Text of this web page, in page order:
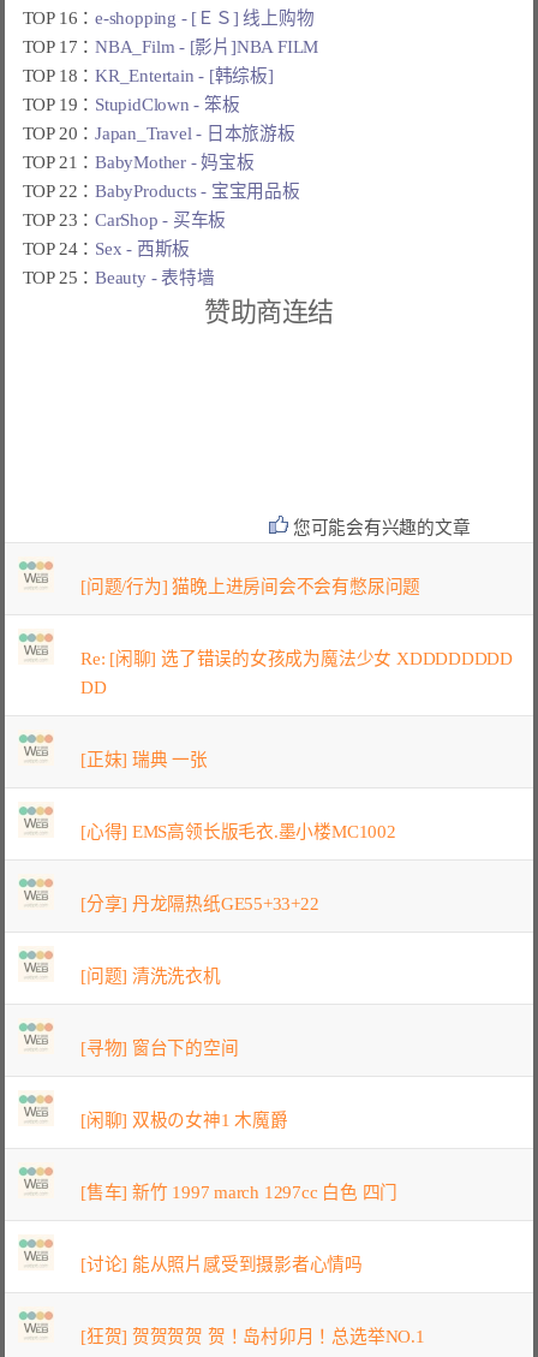
TOP 16：e-shopping - [ＥＳ] 线上购物
TOP 17：NBA_Film - [影片]NBA FILM
TOP 18：KR_Entertain - [韩综板]
TOP 19： StupidClown - 笨板
TOP 20：Japan_Travel - 日本旅游板
TOP 21：BabyMother - 妈宝板
TOP 22：BabyProducts - 宝宝用品板
TOP 23：CarShop - 买车板
TOP 24： Sex - 西斯板
TOP 25：Beauty - 表特墙
赞助商连结
您可能会有兴趣的文章
[问题/行为] 猫晚上进房间会不会有憋尿问题
Re: [闲聊] 选了错误的女孩成为魔法少女 XDDDDDDDD
DD
[正妹] 瑞典 一张
[心得] EMS高领长版毛衣.墨小楼MC1002
[分享] 丹龙隔热纸GE55+33+22
[问题] 清洗洗衣机
[寻物] 窗台下的空间
[闲聊] 双极の女神1 木魔爵
[售车] 新竹 1997 march 1297cc 白色 四门
[讨论] 能从照片感受到摄影者心情吗
[狂贺] 贺贺贺贺 贺！岛村卯月！总选举NO.1